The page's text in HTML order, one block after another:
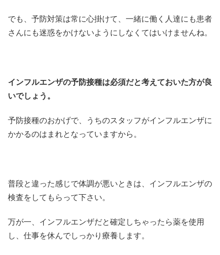
でも、予防対策は常に心掛けて、一緒に働く人達にも患者
さんにも迷惑をかけないようにしなくてはいけませんね。
インフルエンザの予防接種は必須だと考えておいた方が良
いでしょう。
予防接種のおかげで、うちのスタッフがインフルエンザに
かかるのはまれとなっていますから。
普段と違った感じで体調が悪いときは、インフルエンザの
検査をしてもらって下さい。
万が一、インフルエンザだと確定しちゃったら薬を使用
し、仕事を休んでしっかり療養します。